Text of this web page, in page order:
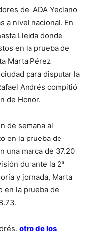
del ADA Yeclano
a nivel nacional. En
Lleida donde
en la prueba de
Marta Pérez
para disputar la
Andrés compitió
de Honor.
de semana al
en la prueba de
una marca de 37.20
durante la 2ª
y jornada, Marta
en la prueba de
otro de los